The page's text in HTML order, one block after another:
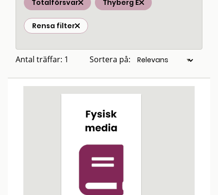
Totalförsvar Thyberg E
Rensa filter
Antal träffar: 1 Sortera på: